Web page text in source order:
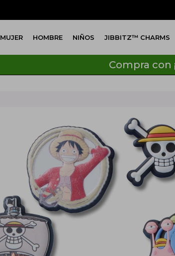
MUJER HOMBRE NIÑOS JIBBITZ™ CHARMS
Compra con